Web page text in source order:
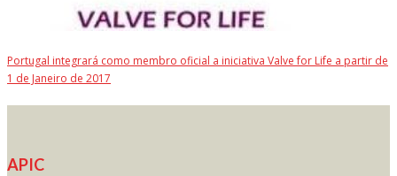
Portugal integrará como membro oficial a iniciativa Valve for Life a partir de
1 de Janeiro de 2017
APIC